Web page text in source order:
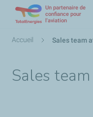
Un partenaire de
confiance pour
l'aviation
Fil
Accueil Sales team
Sales